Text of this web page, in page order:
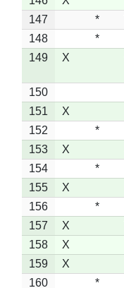
147
*
148
*
149
X
150
151
X
152
*
153
X
154
*
155
X
156
*
157
X
158
X
159
X
160
*